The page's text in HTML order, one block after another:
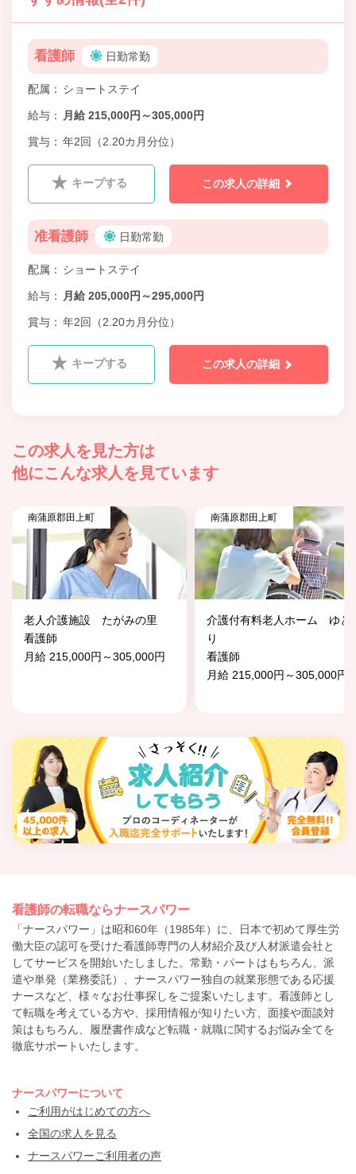
看護師 日勤常勤
配属 ショートステイ
給与 月給 215,000円～305,000円
賞与 年2回（2.20カ月分位）
キープする この求人の詳細
准看護師 日勤常勤
配属 ショートステイ
給与 月給 205,000円～295,000円
賞与 年2回（2.20カ月分位）
キープする この求人の詳細
この求人を見た方は
他にこんな求人を見ています
南蒲原郡田上町
老人介護施設 たがみの里
看護師
月給 215,000円～305,000円
南蒲原郡田上町
介護付有料老人ホーム ゆと
り
看護師
月給 215,000円～305,000円
看護師の転職ならナースパワー
「ナースパワー」は昭和60年（1985年）に、日本で初めて厚生労
働大臣の認可を受けた看護師専門の人材紹介及び人材派遣会社と
してサービスを開始いたしました。常勤・パートはもちろん、派
遣や単発（業務委託）、ナースパワー独自の就業形態である応援
ナースなど、様々なお仕事探しをご提案いたします。看護師とし
て転職を考えている方や、採用情報が知りたい方、面接や面談対
策はもちろん、履歴書作成など転職・就職に関するお悩み全てを
徹底サポートいたします。
ナースパワーについて
ご利用がはじめての方へ
全国の求人を見る
ナースパワーご利用者の声